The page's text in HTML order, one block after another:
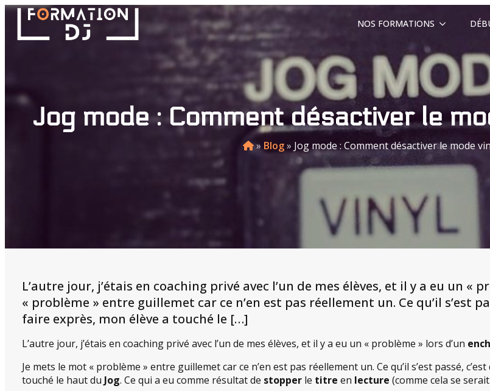
NOS FORMATIONS
Jog mode : Comment désactiver le
» Blog» Jog mode : Comment désactiver le mode
L’autre jour, j’étais en coaching privé avec l’un de mes élèves, et il y a eu un «
« problème » entre guillemet car ce n’en est pas réellement un. Ce qu’il s’est
faire exprès, mon élève a touché le […]
L’autre jour, j’étais en coaching privé avec l’un de mes élèves, et il y a eu un « problème » lors d’un
Je mets le mot « problème » entre guillemet car ce n’en est pas réellement un. Ce qu’il s’est passé, c’est
touché le haut du Jog. Ce qui a eu comme résultat de stopper le titre en lecture (comme cela se